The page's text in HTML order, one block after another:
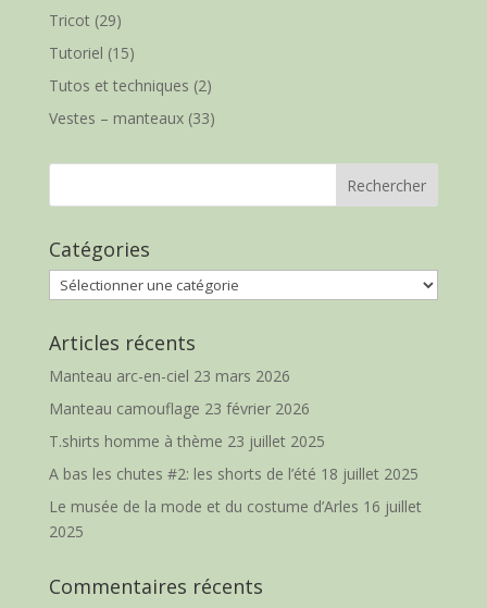
Tricot(29)
Tutoriel (15)
Tutos et techniques (2)
Vestes – manteaux(33)
Catégories
Catégories
Articles récents
Manteau arc-en-ciel 23 mars 2026
Manteau camouflage 23 février 2026
T.shirts homme à thème 23 juillet 2025
A bas les chutes #2: les shorts de l’été 18 juillet 2025
Le musée de la mode et du costume d’Arles 16 juillet
2025
Commentaires récents